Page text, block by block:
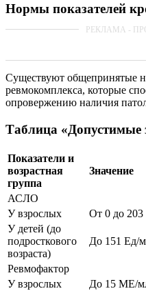
Нормы показателей
Существуют общепринятые
ревмокомплекса, которые
опровержению наличия
Таблица «Допустимые
Показатели и
возрастная
группа
Значение
АСЛО
У взрослых
От 0 до
У детей (до
подросткового
возраста)
До 151 Ед/
Ревмофактор
У взрослых
До 15 МЕ/